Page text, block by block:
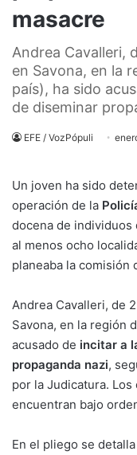
masacre
Andrea Cavalleri,
en Savona, en la
país), ha sido
de diseminar
EFE / VozPópuli
Un joven ha sido
operación de la
docena de individuos
al menos ocho
planeaba la comisión
Andrea Cavalleri, de
Savona, en la región
acusado de incitar a
propaganda nazi,
por la Judicatura.
encuentran bajo
En el pliego se